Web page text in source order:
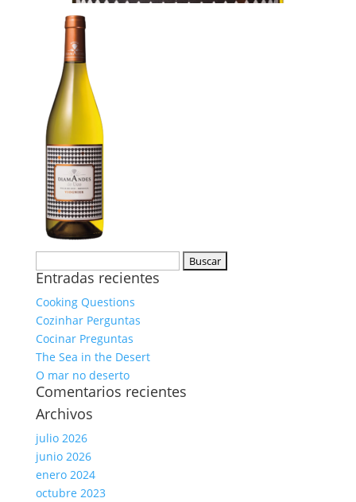
Entradas recientes
Cooking Questions
Cozinhar Perguntas
Cocinar Preguntas
The Sea in the Desert
O mar no deserto
Comentarios recientes
Archivos
julio 2026
junio 2026
enero 2024
octubre 2023